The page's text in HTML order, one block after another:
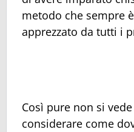
metodo che sempre
apprezzato da tutti i
Così pure non si
considerare come